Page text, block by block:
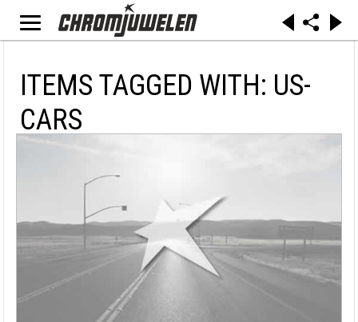
ITEMS TAGGED WITH: US-
CARS